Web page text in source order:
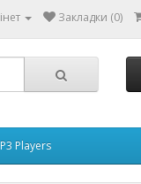
Закладки (0)
Players